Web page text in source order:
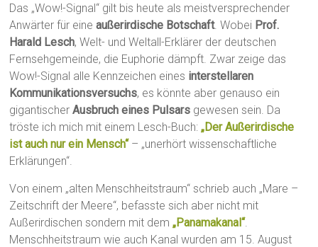
Das „Wow!-Signal“ gilt bis heute als meistversprechender
Anwärter für eineaußerirdische Botschaft. Wobei Prof.
Harald Lesch, Welt- und Weltall-Erklärer der deutschen
Fernsehgemeinde, die Euphorie dämpft. Zwar zeige das
Wow!-Signal alle Kennzeichen eines interstellaren
Kommunikationsversuchs, es könnte aber genauso ein
gigantischerAusbruch eines Pulsars gewesen sein. Da
tröste ich mich mit einem Lesch-Buch:„Der Außerirdische
ist auch nur ein Mensch“– „unerhört wissenschaftliche
Erklärungen“.
Von einem „alten Menschheitstraum“ schrieb auch „Mare –
Zeitschrift der Meere“, befasste sich aber nicht mit
Außerirdischen sondern mit dem„Panamakanal“.
Menschheitstraum wie auch Kanal wurden am 15. August